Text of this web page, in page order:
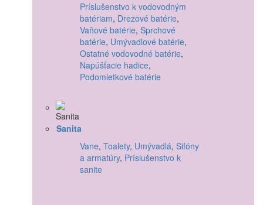
Príslušenstvo k vodovodným
batériam, Drezové batérie,
Vaňové batérie, Sprchové
batérie, Umývadlové batérie,
Ostatné vodovodné batérie,
Napúšťacie hadice,
Podomietkové batérie
Sanita
Vane, Toalety, Umývadlá, Sifóny
a armatúry, Príslušenstvo k
sanite